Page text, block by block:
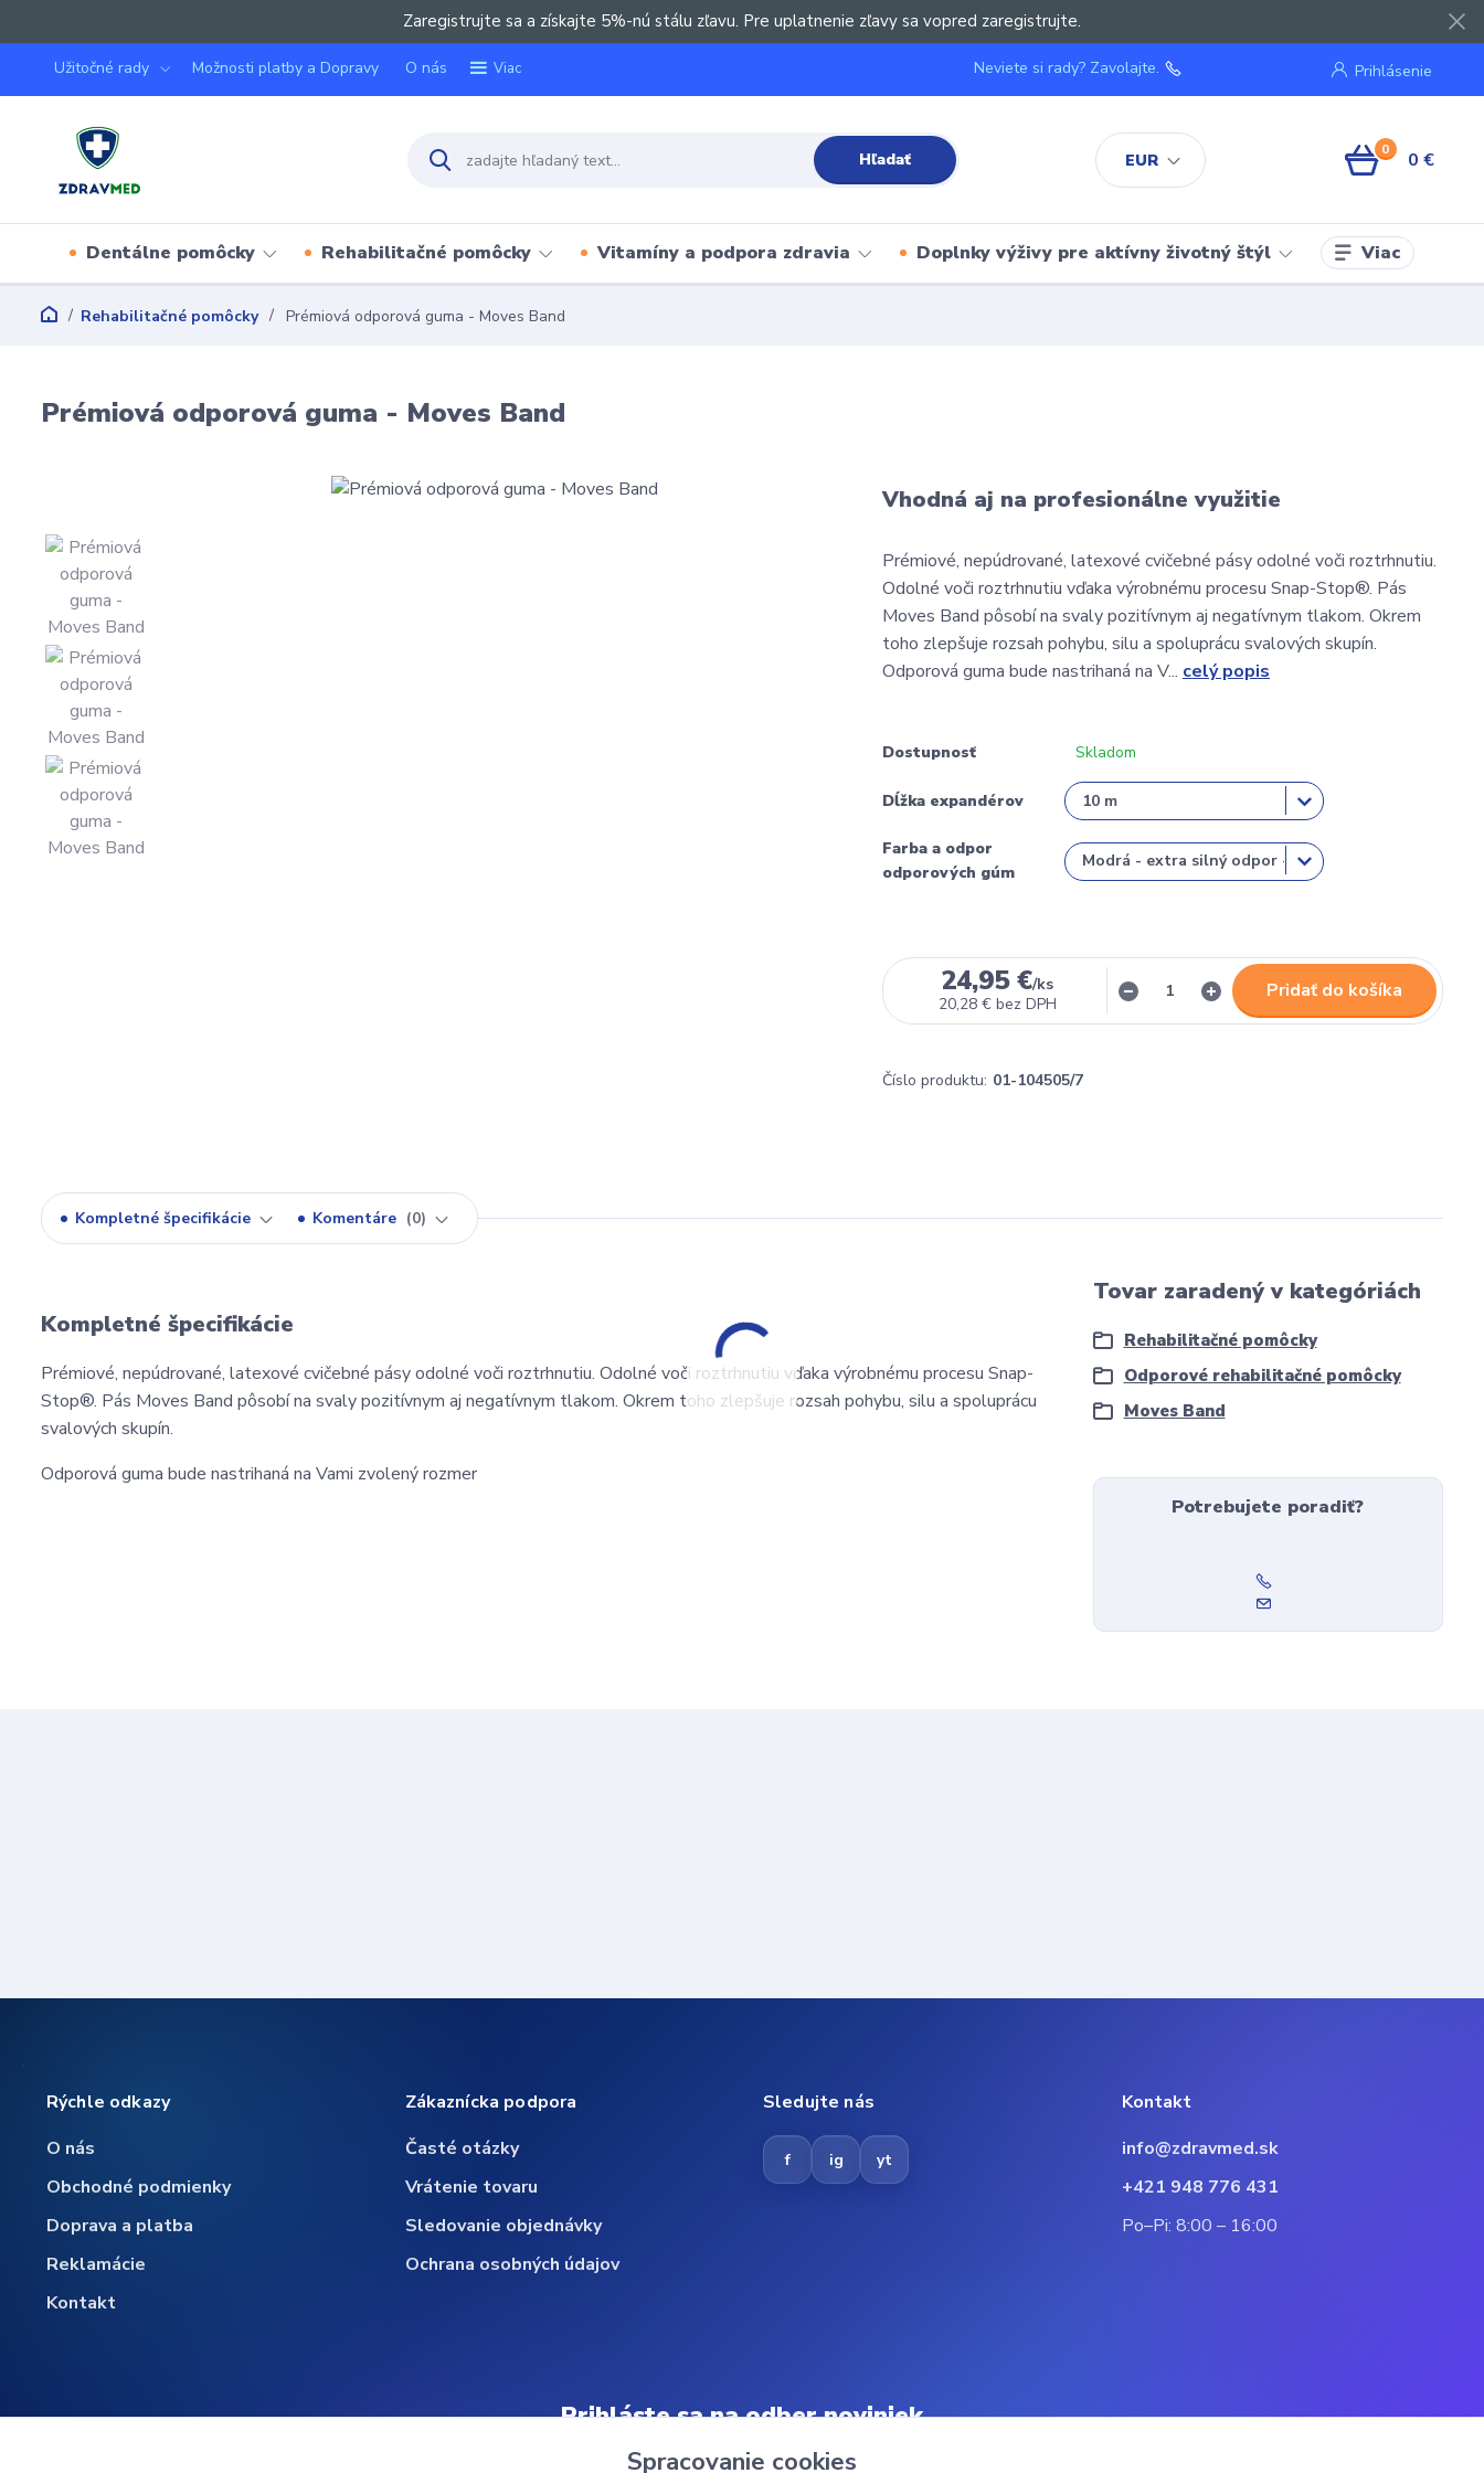
Zaregistrujte sa a získajte 5%-nú stálu zľavu. Pre uplatnenie zľavy sa vopred zaregistrujte.
Užitočné rady Možnosti platby a Dopravy O nás Viac
EUR
Prihlásenie
Hľadať
Neviete si rady? Zavolajte.
0 0 €
Dentálne pomôcky Rehabilitačné pomôcky Vitamíny a podpora zdravia Doplnky výživy pre aktívny životný štýl Viac
Rehabilitačné pomôcky Prémiová odporová guma - Moves Band
Prémiová odporová guma - Moves Band
Vhodná aj na profesionálne využitie
Prémiové, nepúdrované, latexové cvičebné pásy odolné voči roztrhnutiu.
Odolné voči roztrhnutiu vďaka výrobnému procesu Snap-Stop®. Pás
Moves Band pôsobí na svaly pozitívnym aj negatívnym tlakom. Okrem
toho zlepšuje rozsah pohybu, silu a spoluprácu svalových skupín.
Odporová guma bude nastrihaná na V... celý popis
Dostupnosť Skladom
Dĺžka expandérov
Farba a odpor
odporových gúm
24,95 €/ks
20,28 € bez DPH
Pridať do košíka
Číslo produktu: 01-104505/7
Kompletné špecifikácie Komentáre 0
Kompletné špecifikácie
Prémiové, nepúdrované, latexové cvičebné pásy odolné voči roztrhnutiu. Odolné voči roztrhnutiu vďaka výrobnému procesu Snap-
Stop®. Pás Moves Band pôsobí na svaly pozitívnym aj negatívnym tlakom. Okrem toho zlepšuje rozsah pohybu, silu a spoluprácu
svalových skupín.
Odporová guma bude nastrihaná na Vami zvolený rozmer
Tovar zaradený v kategóriách
Rehabilitačné pomôcky
Odporové rehabilitačné pomôcky
Moves Band
Potrebujete poradiť?
Rýchle odkazy
O nás
Obchodné podmienky
Doprava a platba
Reklamácie
Kontakt
Zákaznícka podpora
Časté otázky
Vrátenie tovaru
Sledovanie objednávky
Ochrana osobných údajov
Sledujte nás
f ig yt
Kontakt
info@zdravmed.sk
+421 948 776 431
Po–Pi: 8:00 – 16:00
Prihláste sa na odber noviniek
Spracovanie cookies